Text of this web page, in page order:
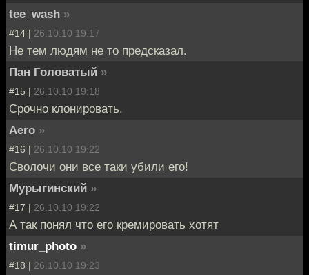
tee_wash »
#14 | 26.10.10 19:17
Не тем людям не то предсказал.
Пан Головатый »
#15 | 26.10.10 19:18
Срочно клонировать.
Aero »
#16 | 26.10.10 19:22
Сволочи они все таки убили его!
Мурыгинский »
#17 | 26.10.10 19:22
А так понял что его кремировать хотят
timur_photo »
#18 | 26.10.10 19:23